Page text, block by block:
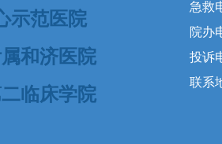
急救
院办
投诉
联系
示范医院
和济医院
临床学院